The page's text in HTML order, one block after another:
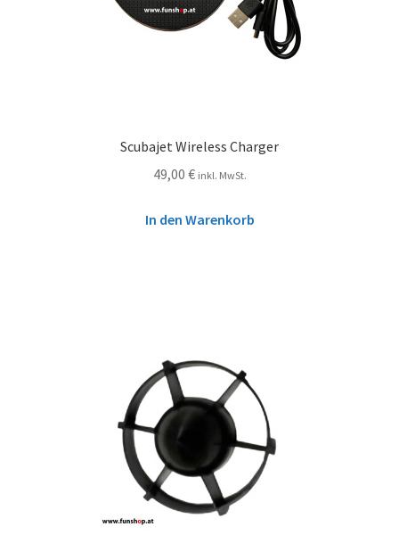
Scubajet Wireless Charger
49,00 € inkl. MwSt.
In den Warenkorb